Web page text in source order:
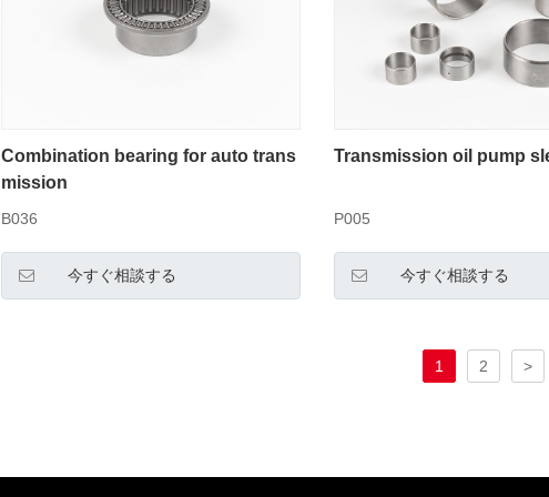
Combination bearing for auto trans
mission
B036
今すぐ相談する
Transmission oil pump
P005
今すぐ相談する
1 2 >